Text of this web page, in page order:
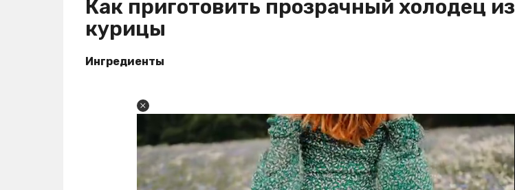
Как приготовить прозрачный холодец из
курицы
Ингредиенты